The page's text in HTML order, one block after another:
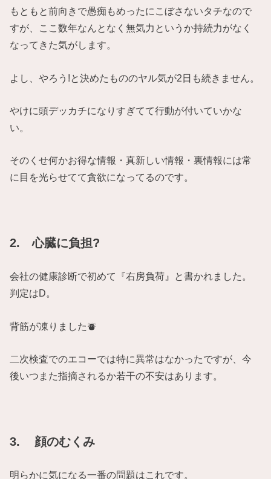
もともと前向きで愚痴もめったにこぼさないタチなので
すが、ここ数年なんとなく無気力というか持続力がなく
なってきた気がします。
よし、やろう!と決めたもののヤル気が2日も続きません。
やけに頭デッカチになりすぎてて行動が付いていかな
い。
そのくせ何かお得な情報・真新しい情報・裏情報には常
に目を光らせてて貪欲になってるのです。
2. 心臓に負担?
会社の健康診断で初めて『右房負荷』と書かれました。
判定はD。
背筋が凍りました⛇
二次検査でのエコーでは特に異常はなかったですが、今
後いつまた指摘されるか若干の不安はあります。
3. 顔のむくみ
明らかに気になる一番の問題はこれです。